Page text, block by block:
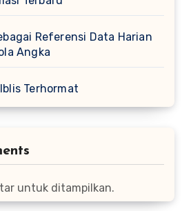
Referensi Data Harian
Angka
Terhormat
untuk ditampilkan.